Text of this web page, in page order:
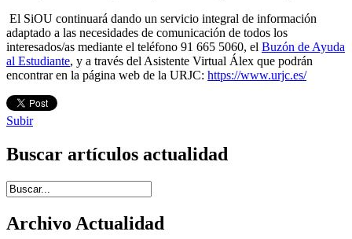
El SiOU continuará dando un servicio integral de información
adaptado a las necesidades de comunicación de todos los
interesados/as mediante el teléfono 91 665 5060, el Buzón de Ayuda
al Estudiante, y a través del Asistente Virtual Álex que podrán
encontrar en la página web de la URJC: https://www.urjc.es/
Subir
Buscar artículos actualidad
Introduce términos de búsqueda
Archivo Actualidad